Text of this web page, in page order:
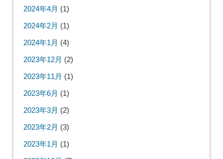
2025年3月 (2)
2025年2月 (1)
2025年1月 (2)
2024年12月 (2)
2024年11月 (1)
2024年10月(2)
2024年8月 (2)
2024年7月 (2)
2024年5月 (2)